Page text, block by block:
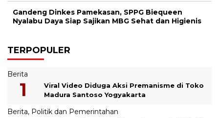
Gandeng Dinkes Pamekasan, SPPG Biequeen
Nyalabu Daya Siap Sajikan MBG Sehat dan Higienis
TERPOPULER
Berita
Viral Video Diduga Aksi Premanisme di Toko
Madura Santoso Yogyakarta
Berita, Politik dan Pemerintahan